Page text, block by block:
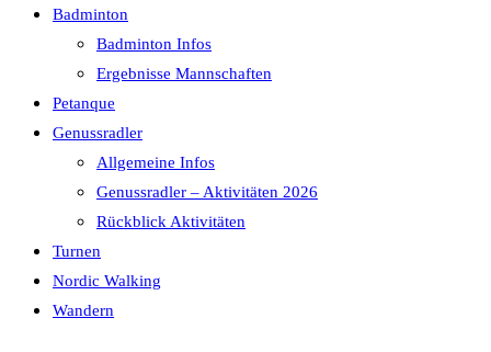
Badminton
Badminton Infos
Ergebnisse Mannschaften
Petanque
Genussradler
Allgemeine Infos
Genussradler – Aktivitäten 2026
Rückblick Aktivitäten
Turnen
Nordic Walking
Wandern